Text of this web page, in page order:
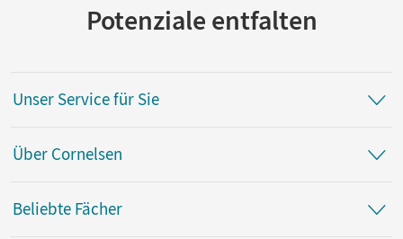
Potenziale entfalten
Unser Service für Sie
Über Cornelsen
Beliebte Fächer